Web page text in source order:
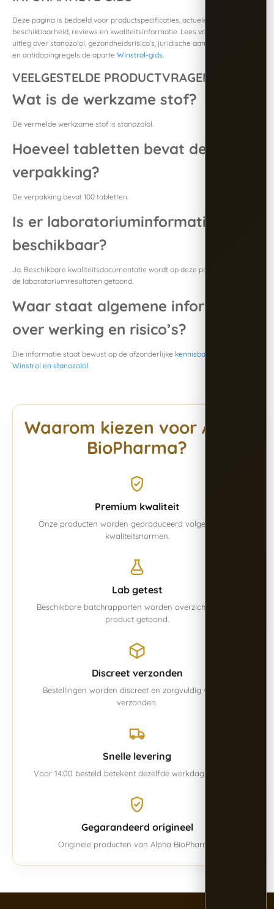
Deze pagina is bedoeld voor productspecificaties, actuele
beschikbaarheid, reviews en kwaliteitsinformatie. Lees voor algemene
uitleg over stanozolol, gezondheidsrisico’s, juridische aandachtspunten
en antidopingregels de aparte Winstrol-gids.
VEELGESTELDE PRODUCTVRAGEN
Wat is de werkzame stof?
De vermelde werkzame stof is stanozolol.
Hoeveel tabletten bevat de
verpakking?
De verpakking bevat 100 tabletten.
Is er laboratoriuminformatie
beschikbaar?
Ja. Beschikbare kwaliteitsdocumentatie wordt op deze productpagina bij
de laboratoriumresultaten getoond.
Waar staat algemene informatie
over werking en risico’s?
Die informatie staat bewust op de afzonderlijke kennisbankpagina over
Winstrol en stanozolol.
Waarom kiezen voor Alpha
BioPharma?
Premium kwaliteit
Onze producten worden geproduceerd volgens vaste
kwaliteitsnormen.
Lab getest
Beschikbare batchrapporten worden overzichtelijk per
product getoond.
Discreet verzonden
Bestellingen worden discreet en zorgvuldig verpakt
verzonden.
Snelle levering
Voor 14:00 besteld betekent dezelfde werkdag verwerkt.
Gegarandeerd origineel
Originele producten van Alpha BioPharma.